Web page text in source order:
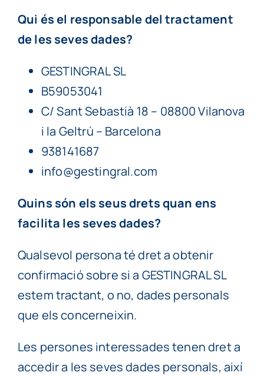
Continguts
Qui és el responsable del tractament
de les seves dades?
GESTINGRAL SL
B59053041
C/ Sant Sebastià 18 – 08800 Vilanova
i la Geltrú – Barcelona
938141687
info@gestingral.com
Quins són els seus drets quan ens
facilita les seves dades?
Qualsevol persona té dret a obtenir
confirmació sobre si a GESTINGRAL SL
estem tractant, o no, dades personals
que els concerneixin.
Les persones interessades tenen dret a
accedir a les seves dades personals, així